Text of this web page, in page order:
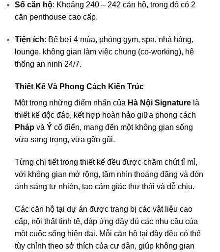
Số căn hộ: Khoảng 240 – 242 căn hộ, trong đó có 2
căn penthouse cao cấp.
Tiện ích: Bể bơi 4 mùa, phòng gym, spa, nhà hàng,
lounge, không gian làm việc chung (co-working), hệ
thống an ninh 24/7.
Thiết Kế Và Phong Cách Kiến Trúc
Một trong những điểm nhấn của Hà Nội Signature là
thiết kế độc đáo, kết hợp hoàn hảo giữa phong cách
Pháp và Ý cổ điển, mang đến một không gian sống
vừa sang trọng, vừa gần gũi.
Từng chi tiết trong thiết kế đều được chăm chút tỉ mỉ,
với không gian mở rộng, tầm nhìn thoáng đãng và đón
ánh sáng tự nhiên, tạo cảm giác thư thái và dễ chịu.
Các căn hộ tại dự án được trang bị các vật liệu cao
cấp, nội thất tinh tế, đáp ứng đầy đủ các nhu cầu của
một cuộc sống hiện đại. Mỗi căn hộ tại đây đều có thể
tùy chỉnh theo sở thích của cư dân, giúp không gian